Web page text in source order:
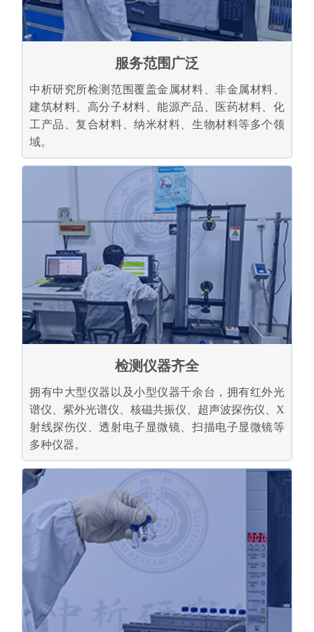
服务范围广泛
中析研究所检测范围覆盖金属材料、非金属材料、
建筑材料、高分子材料、能源产品、医药材料、化
工产品、复合材料、纳米材料、生物材料等多个领
域。
检测仪器齐全
拥有中大型仪器以及小型仪器千余台，拥有红外光
谱仪、紫外光谱仪、核磁共振仪、超声波探伤仪、X
射线探伤仪、透射电子显微镜、扫描电子显微镜等
多种仪器。